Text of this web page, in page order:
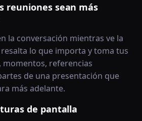
reuniones sean más
la conversación mientras ve la
lo que importa y toma tus
momentos, referencias
de una presentación que
más adelante.
de pantalla